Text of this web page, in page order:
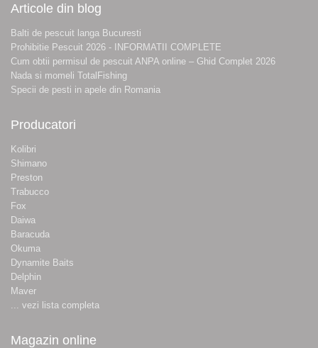
Articole din blog
Balti de pescuit langa Bucuresti
Prohibitie Pescuit 2026 - INFORMATII COMPLETE
Cum obtii permisul de pescuit ANPA online – Ghid Complet 2026
Nada si momeli TotalFishing
Specii de pesti in apele din Romania
Producatori
Kolibri
Shimano
Preston
Trabucco
Fox
Daiwa
Baracuda
Okuma
Dynamite Baits
Delphin
Maver
... vezi lista completa
Magazin online